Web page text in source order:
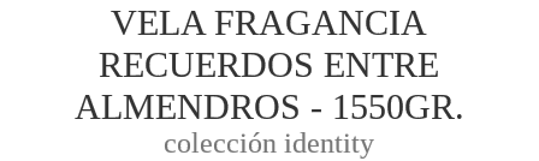
VELA FRAGANCIA
RECUERDOS ENTRE
ALMENDROS - 1550GR.
colección identity